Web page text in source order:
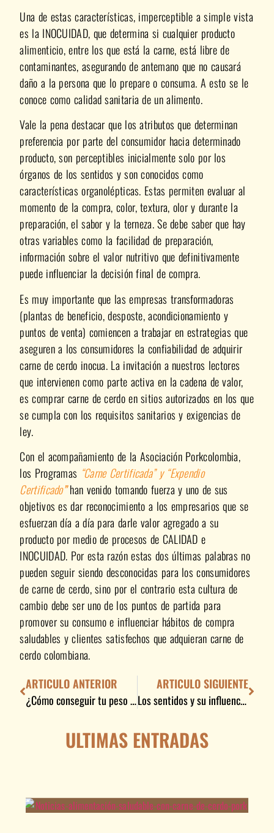
Una de estas características, imperceptible a simple vista
es la INOCUIDAD, que determina si cualquier producto
alimenticio, entre los que está la carne, está libre de
contaminantes, asegurando de antemano que no causará
daño a la persona que lo prepare o consuma. A esto se le
conoce como calidad sanitaria de un alimento.
Vale la pena destacar que los atributos que determinan
preferencia por parte del consumidor hacia determinado
producto, son perceptibles inicialmente solo por los
órganos de los sentidos y son conocidos como
características organolépticas. Estas permiten evaluar al
momento de la compra, color, textura, olor y durante la
preparación, el sabor y la terneza. Se debe saber que hay
otras variables como la facilidad de preparación,
información sobre el valor nutritivo que definitivamente
puede influenciar la decisión final de compra.
Es muy importante que las empresas transformadoras
(plantas de beneficio, desposte, acondicionamiento y
puntos de venta) comiencen a trabajar en estrategias que
aseguren a los consumidores la confiabilidad de adquirir
carne de cerdo inocua. La invitación a nuestros lectores
que intervienen como parte activa en la cadena de valor,
es comprar carne de cerdo en sitios autorizados en los que
se cumpla con los requisitos sanitarios y exigencias de
ley.
Con el acompañamiento de la Asociación Porkcolombia,
los Programas “Carne Certificada” y “Expendio
Certificado”han venido tomando fuerza y uno de sus
objetivos es dar reconocimiento a los empresarios que se
esfuerzan día a día para darle valor agregado a su
producto por medio de procesos de CALIDAD e
INOCUIDAD. Por esta razón estas dos últimas palabras no
pueden seguir siendo desconocidas para los consumidores
de carne de cerdo, sino por el contrario esta cultura de
cambio debe ser uno de los puntos de partida para
promover su consumo e influenciar hábitos de compra
saludables y clientes satisfechos que adquieran carne de
cerdo colombiana.
ARTICULO ANTERIOR
¿Cómo conseguir tu peso ideal?
ARTICULO SIGUIENTE
Los sentidos y su influencia en la percepción de la carne de cerdo para el desarrollo gastronómico
ULTIMAS ENTRADAS